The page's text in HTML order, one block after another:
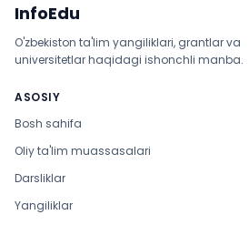
InfoEdu
O'zbekiston ta'lim yangiliklari, grantlar va
universitetlar haqidagi ishonchli manba.
ASOSIY
Bosh sahifa
Oliy ta'lim muassasalari
Darsliklar
Yangiliklar